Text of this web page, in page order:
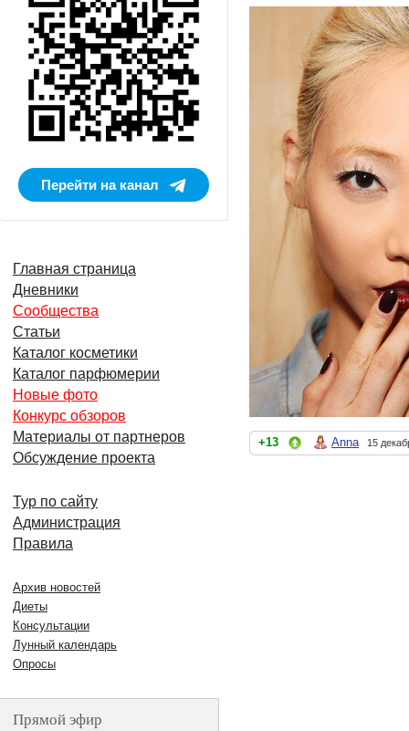
+13 Anna 15
Перейти на канал
Главная страница
Дневники
Сообщества
Статьи
Каталог косметики
Каталог парфюмерии
Новые фото
Конкурс обзоров
Материалы от партнеров
Обсуждение проекта
Тур по сайту
Администрация
Правила
Архив новостей
Диеты
Консультации
Лунный календарь
Опросы
Прямой эфир